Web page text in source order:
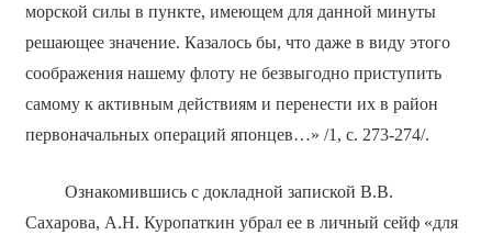
морской силы в пункте, имеющем для данной минуты
решающее значение. Казалось бы, что даже в виду этого
соображения нашему флоту не безвыгодно приступить
самому к активным действиям и перенести их в район
первоначальных операций японцев…» /1, с. 273-274/.
Ознакомившись с докладной запиской В.В.
Сахарова, А.Н. Куропаткин убрал ее в личный сейф «для